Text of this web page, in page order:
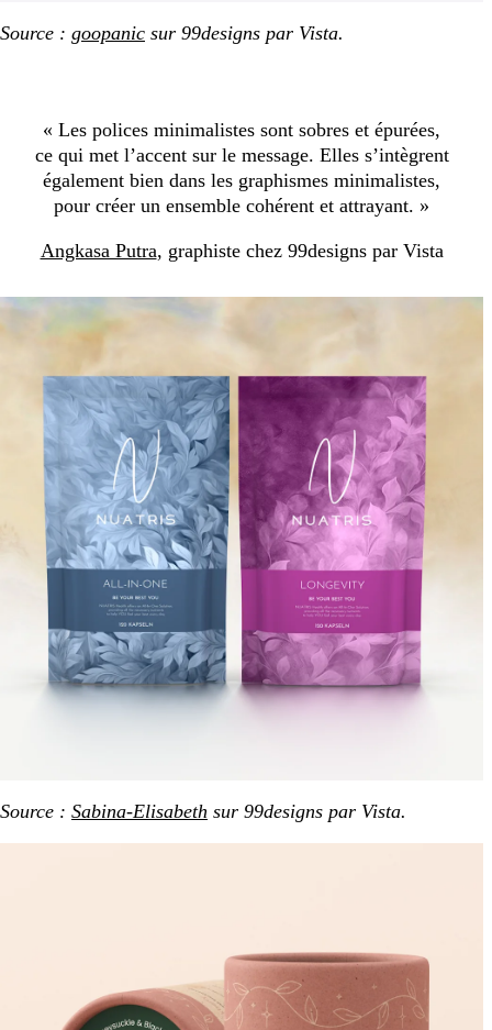
Source : goopanic sur 99designs par Vista.
« Les polices minimalistes sont sobres et épurées,
ce qui met l’accent sur le message. Elles s’intègrent
également bien dans les graphismes minimalistes,
pour créer un ensemble cohérent et attrayant. »
Angkasa Putra, graphiste chez 99designs par Vista
Source : Sabina-Elisabeth sur 99designs par Vista.